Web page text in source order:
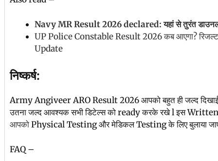
Navy MR Result 2026 declared: यहां से तुरंत
UP Police Constable Result 2026 कब आएगा?
Update
निष्कर्ष:
Army Angiveer ARO Result 2026 आपको बहुत ही जल्द दिखाई
उतना जल्द आवश्यक सभी डिटेल्स को ready करके रखे l इस Written
आपकोPhysical Testing और मेडिकल Testing के लिए बुलाया
FAQ –